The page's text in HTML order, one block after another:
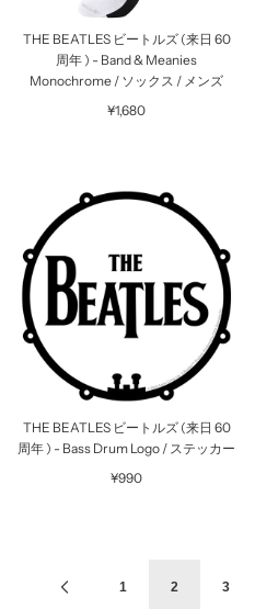
THE BEATLES ビートルズ (来日 60
周年 ) - Band & Meanies
Monochrome / ソックス / メンズ
¥1,680
THE BEATLES ビートルズ (来日 60
周年 ) - Bass Drum Logo / ステッカー
¥990
1 2 3